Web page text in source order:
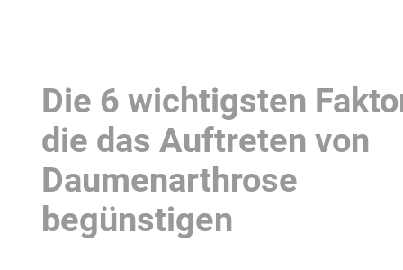
Die 6 wichtigsten
die das Auftreten von
Daumenarthrose
begünstigen